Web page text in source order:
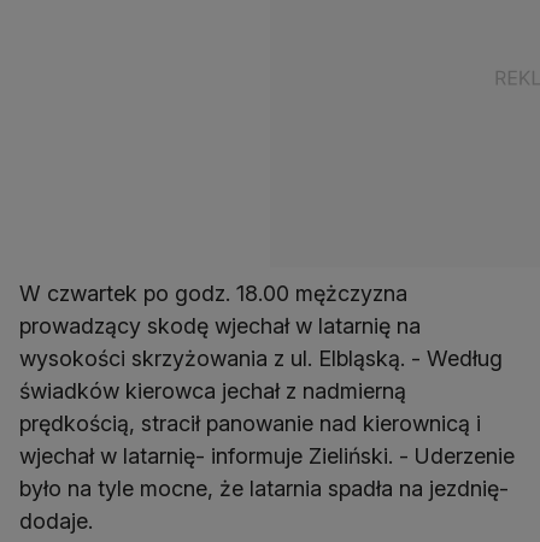
W czwartek po godz. 18.00 mężczyzna
prowadzący skodę wjechał w latarnię na
wysokości skrzyżowania z ul. Elbląską. - Według
świadków kierowca jechał z nadmierną
prędkością, stracił panowanie nad kierownicą i
wjechał w latarnię- informuje Zieliński. - Uderzenie
było na tyle mocne, że latarnia spadła na jezdnię-
dodaje.